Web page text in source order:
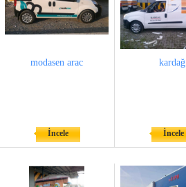
modasen arac
İncele
kardağ
İncele